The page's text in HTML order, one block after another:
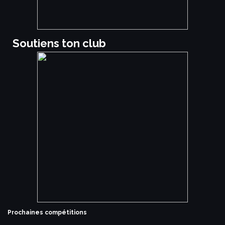
Soutiens ton club
Prochaines compétitions